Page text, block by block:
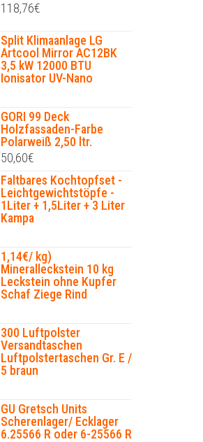
118,76€
Split Klimaanlage LG
Artcool Mirror AC12BK
3,5 kW 12000 BTU
Ionisator UV-Nano
GORI 99 Deck
Holzfassaden-Farbe
Polarweiß 2,50 ltr.
50,60€
Faltbares Kochtopfset -
Leichtgewichtstöpfe -
1Liter + 1,5Liter + 3 Liter
Kampa
1,14€/ kg)
Mineralleckstein 10 kg
Leckstein ohne Kupfer
Schaf Ziege Rind
300 Luftpolster
Versandtaschen
Luftpolstertaschen Gr. E /
5 braun
GU Gretsch Units
Scherenlager/ Ecklager
6.25566 R oder 6-25566 R